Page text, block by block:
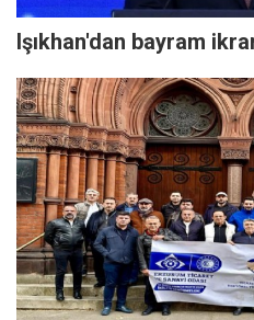
Işıkhan'dan bayram